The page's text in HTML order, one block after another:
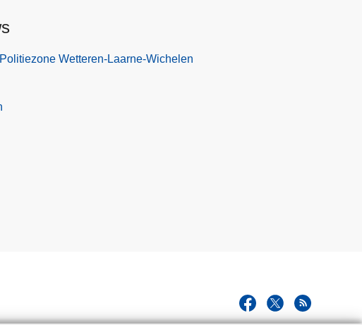
Wetteren-Laarne-Wichelen